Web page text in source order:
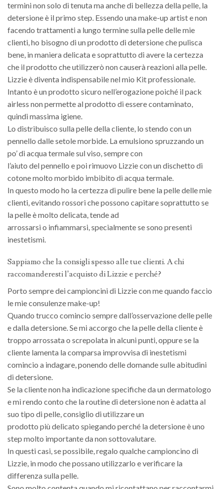
termini non solo di tenuta ma anche di bellezza della pelle, la
detersione è il primo step. Essendo una make-up artist e non
facendo trattamenti a lungo termine sulla pelle delle mie
clienti, ho bisogno di un prodotto di detersione che pulisca
bene, in maniera delicata e soprattutto di avere la certezza
che il prodotto che utilizzerò non causerà reazioni alla pelle.
Lizzie è diventa indispensabile nel mio Kit professionale.
Intanto è un prodotto sicuro nell’erogazione poiché il pack
airless non permette al prodotto di essere contaminato,
quindi massima igiene.
Lo distribuisco sulla pelle della cliente, lo stendo con un
pennello dalle setole morbide. La emulsiono spruzzando un
po’ di acqua termale sul viso, sempre con
l’aiuto del pennello e poi rimuovo Lizzie con un dischetto di
cotone molto morbido imbibito di acqua termale.
In questo modo ho la certezza di pulire bene la pelle delle mie
clienti, evitando rossori che possono capitare soprattutto se
la pelle è molto delicata, tende ad
arrossarsi o infiammarsi, specialmente se sono presenti
inestetismi.
Sappiamo che la consigli spesso alle tue clienti. A chi
raccomanderesti l’acquisto di Lizzie e perché?
Porto sempre dei campioncini di Lizzie con me quando faccio
le mie consulenze make-up!
Quando trucco comincio sempre dall’osservazione delle pelle
e dalla detersione. Se mi accorgo che la pelle della cliente è
troppo arrossata o screpolata in alcuni punti, oppure se la
cliente lamenta la comparsa improvvisa di inestetismi
comincio a indagare, ponendo delle domande sulle abitudini
di detersione.
Se la cliente non ha indicazione specifiche da un dermatologo
e mi rendo conto che la routine di detersione non è adatta al
suo tipo di pelle, consiglio di utilizzare un
prodotto più delicato spiegando perché la detersione è uno
step molto importante da non sottovalutare.
In questi casi, se possibile, regalo qualche campioncino di
Lizzie, in modo che possano utilizzarlo e verificare la
differenza sulla pelle.